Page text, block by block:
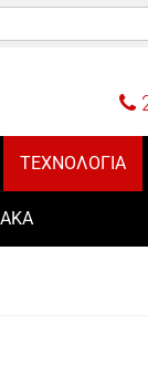
ΤΕΧΝΟΛΟΓΙΑ